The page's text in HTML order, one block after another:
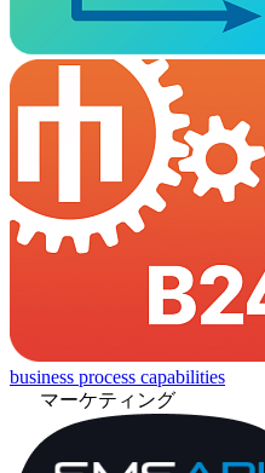
business process capabilities
マーケティング